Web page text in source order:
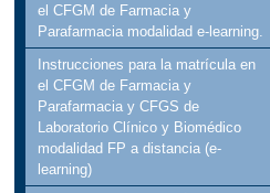
el CFGM de Farmacia y
Parafarmacia modalidad e-learning.
Instrucciones para la matrícula en
el CFGM de Farmacia y
Parafarmacia y CFGS de
Laboratorio Clínico y Biomédico
modalidad FP a distancia (e-
learning)